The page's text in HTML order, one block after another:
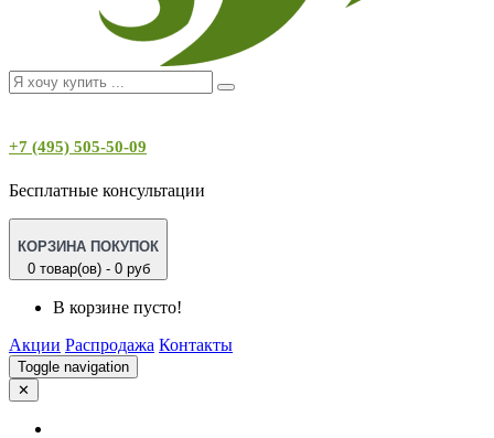
+7 (495) 505-50-09
Бесплатные консультации
КОРЗИНА ПОКУПОК
0 товар(ов) - 0 руб
В корзине пусто!
Акции Распродажа Контакты
Toggle navigation
✕